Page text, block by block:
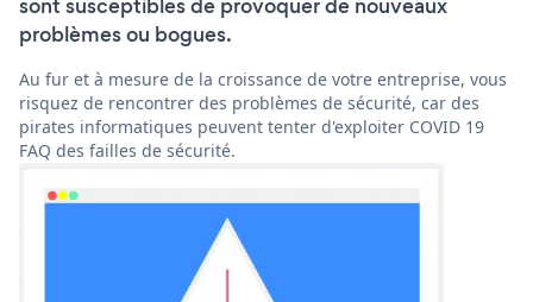
sont susceptibles de provoquer de nouveaux
problèmes ou bogues.
Au fur et à mesure de la croissance de votre entreprise, vous
risquez de rencontrer des problèmes de sécurité, car des
pirates informatiques peuvent tenter d'exploiter COVID 19
FAQ des failles de sécurité.